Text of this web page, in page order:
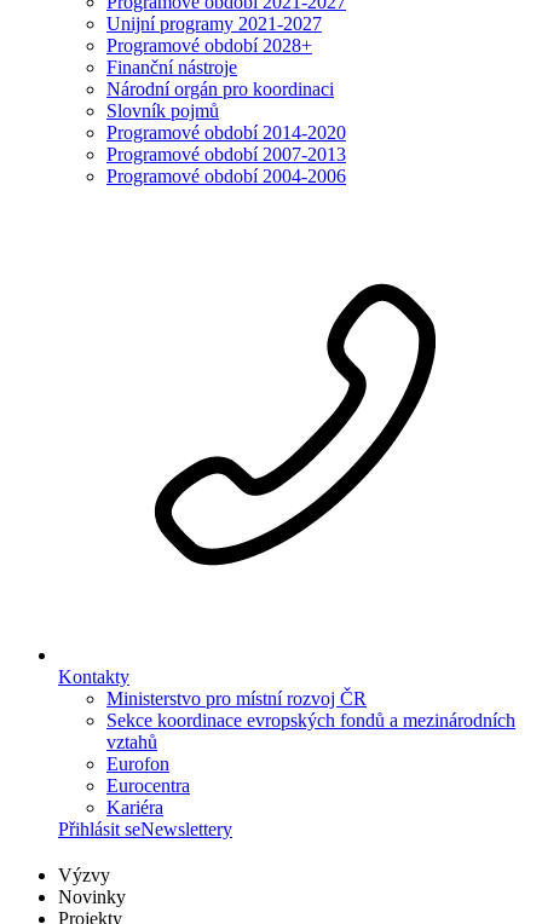
Unijní programy 2021-2027
Programové období 2028+
Finanční nástroje
Národní orgán pro koordinaci
Slovník pojmů
Programové období 2014-2020
Programové období 2007-2013
Programové období 2004-2006
Kontakty
Ministerstvo pro místní rozvoj ČR
Sekce koordinace evropských fondů a mezinárodních
vztahů
Eurofon
Eurocentra
Kariéra
Přihlásit seNewslettery
Výzvy
Novinky
Projekty